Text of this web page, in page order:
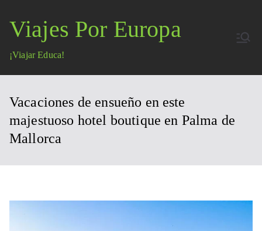
contenido
Viajes Por Europa
¡Viajar Educa!
Vacaciones de ensueño en este
majestuoso hotel boutique en Palma de
Mallorca